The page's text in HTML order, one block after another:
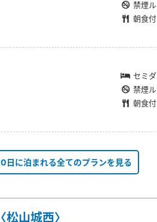
禁煙
朝食付
セミ
禁煙
朝食付
日に泊まれる全てのプランを見る
山城西〉